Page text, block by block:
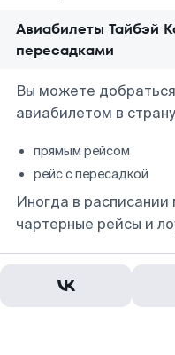
Авиабилеты Тайбэй
пересадками
Вы можете
авиабилетом в
прямым рейсом
рейс с пересадкой
Иногда в расписании
чартерные рейсы и